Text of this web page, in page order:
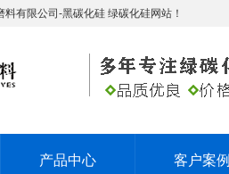
有限公司-黑碳化硅 绿碳化硅网站！
产品中心 客户案例